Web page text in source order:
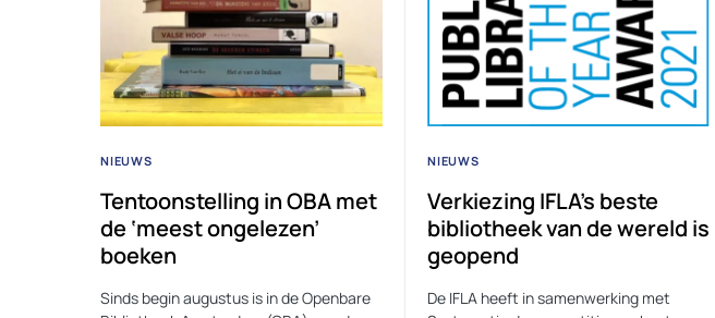
NIEUWS
Tentoonstelling in OBA met
de ‘meest ongelezen’
boeken
Sinds begin augustus is in de Openbare
NIEUWS
Verkiezing IFLA’s beste
bibliotheek van de wereld is
geopend
De IFLA heeft in samenwerking met